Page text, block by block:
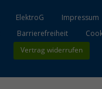
ElektroG Impressum
Barrierefreiheit
Vertrag widerrufen